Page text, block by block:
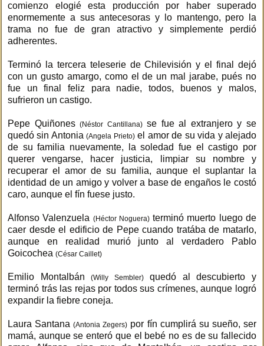
comienzo elogié esta producción por haber superado
enormemente a sus antecesoras y lo mantengo, pero la
trama no fue de gran atractivo y simplemente perdió
adherentes.
Terminó la tercera teleserie de Chilevisión y el final dejó
con un gusto amargo, como el de un mal jarabe, pués no
fue un final feliz para nadie, todos, buenos y malos,
sufrieron un castigo.
Pepe Quiñones(Néstor Cantillana)se fue al extranjero y se
quedó sin Antonia(Angela Prieto)el amor de su vida y alejado
de su familia nuevamente, la soledad fue el castigo por
querer vengarse, hacer justicia, limpiar su nombre y
recuperar el amor de su familia, aunque el suplantar la
identidad de un amigo y volver a base de engaños le costó
caro, aunque el fín fuese justo.
Alfonso Valenzuela (Héctor Noguera)terminó muerto luego de
caer desde el edificio de Pepe cuando tratába de matarlo,
aunque en realidad murió junto al verdadero Pablo
Goicochea (César Caillet)
Emilio Montalbán(Willy Sembler)quedó al descubierto y
terminó trás las rejas por todos sus crímenes, aunque logró
expandir la fiebre coneja.
Laura Santana(Antonia Zegers) por fín cumplirá su sueño, ser
mamá, aunque se enteró que el bebé no es de su fallecido